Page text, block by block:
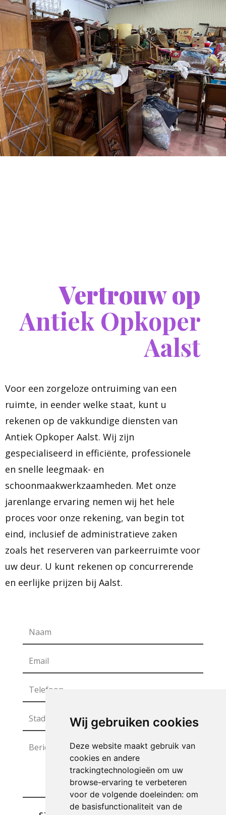
Wij gebruiken cookies
Deze website maakt gebruik van
cookies en andere
trackingtechnologieën om uw
browse-ervaring te verbeteren
voor de volgende doeleinden: om
de basisfunctionaliteit van de
Vertrouw op
Antiek Opkoper
Aalst
Voor een zorgeloze ontruiming van een
ruimte, in eender welke staat, kunt u
rekenen op de vakkundige diensten van
Antiek Opkoper Aalst. Wij zijn
gespecialiseerd in efficiënte, professionele
en snelle leegmaak- en
schoonmaakwerkzaamheden. Met onze
jarenlange ervaring nemen wij het hele
proces voor onze rekening, van begin tot
eind, inclusief de administratieve zaken
zoals het reserveren van parkeerruimte voor
uw deur. U kunt rekenen op concurrerende
en eerlijke prijzen bij Aalst.